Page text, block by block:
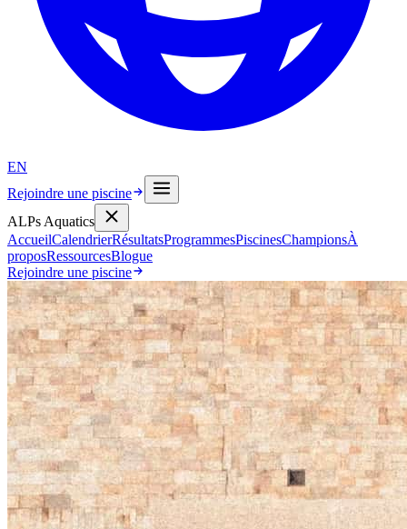
EN
Rejoindre une piscine
ALPs Aquatics
AccueilCalendrierRésultatsProgrammesPiscinesChampionsÀ
proposRessourcesBlogue
Rejoindre une piscine